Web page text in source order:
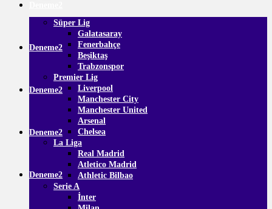
Süper Lig
Galatasaray
Fenerbahçe
Beşiktaş
Trabzonspor
Premier Lig
Liverpool
Manchester City
Manchester United
Arsenal
Chelsea
La Liga
Real Madrid
Atletico Madrid
Athletic Bilbao
Serie A
İnter
Deneme2
Deneme2
Deneme2
Deneme2